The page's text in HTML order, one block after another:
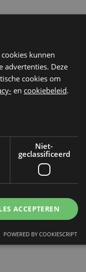
uur
een
kunnen
advertenties. Deze
cookies om
en cookiebeleid.
Niet-
geclassificeerd
ACCEPTEREN
POWERED BY COOKIESCRIPT